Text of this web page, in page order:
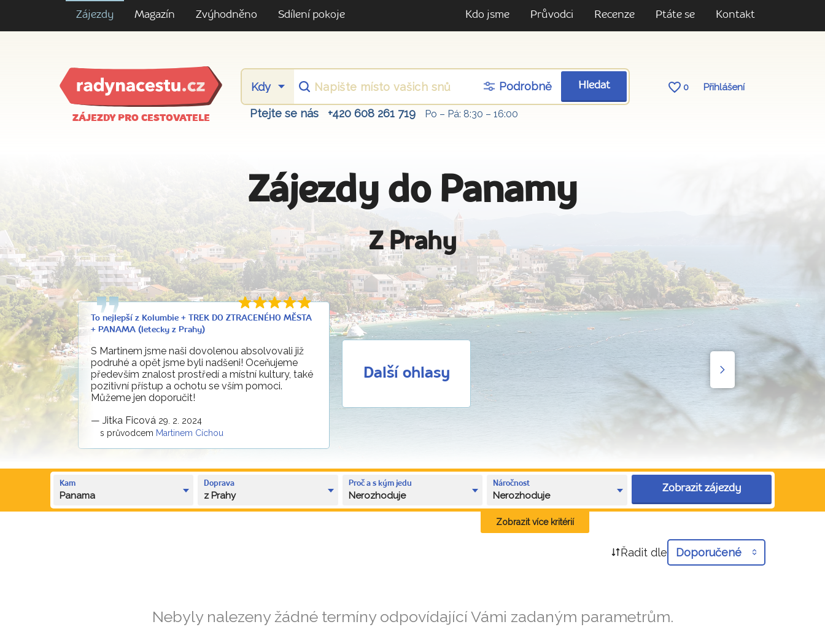
Zájezdy Magazín Zvýhodněno Sdílení pokoje Kdo jsme Průvodci Recenze Ptáte se Kontakt
ZÁJEZDY PRO CESTOVATELE
Podrobně Hledat 0 Přihlášení
Ptejte se nás +420 608 261 719 Po – Pá: 8:30 – 16:00
Zájezdy do Panamy
Z Prahy
To nejlepší z Kolumbie + TREK DO ZTRACENÉHO MĚSTA
+ PANAMA (letecky z Prahy)
S Martinem jsme naši dovolenou absolvovali již
podruhé a opět jsme byli nadšeni! Oceňujeme
především znalost prostředí a místní kultury, také
pozitivní přístup a ochotu se vším pomoci.
Můžeme jen doporučit!
— Jitka Ficová 29. 2. 2024
s průvodcem Martinem Cíchou
Další ohlasy
Kam
Panama
Doprava
z Prahy
Proč a s kým jedu
Nerozhoduje
Náročnost
Nerozhoduje
Zobrazit zájezdy
Zobrazit více kritérií
Řadit dle Doporučené
Nebyly nalezeny žádné termíny odpovídající Vámi zadaným parametrům.